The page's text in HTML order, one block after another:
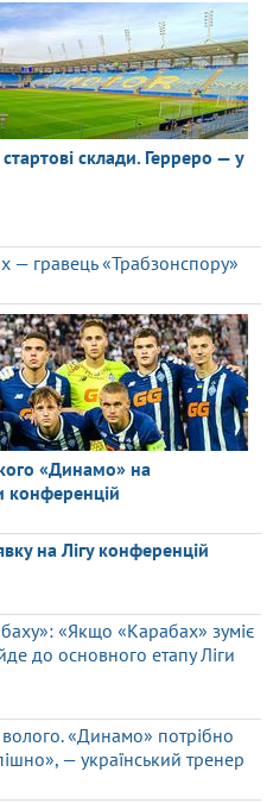
склади. Герреро — у
— гравець «Трабзонспору»
«Динамо» на
конференцій
на Лігу конференцій
«Якщо «Карабах» зуміє
до основного етапу Ліги
«Динамо» потрібно
— український тренер